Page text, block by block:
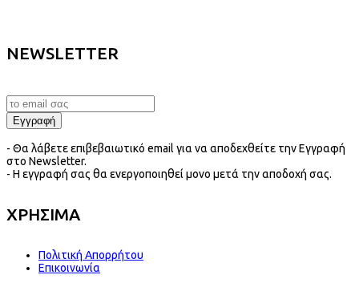
NEWSLETTER
- Θα λάβετε επιβεβαιωτικό email για να αποδεχθείτε την Εγγραφή
στο Newsletter.
- Η εγγραφή σας θα ενεργοποιηθεί μονο μετά την αποδοχή σας.
ΧΡΗΣΙΜΑ
Πολιτική Απορρήτου
Επικοινωνία